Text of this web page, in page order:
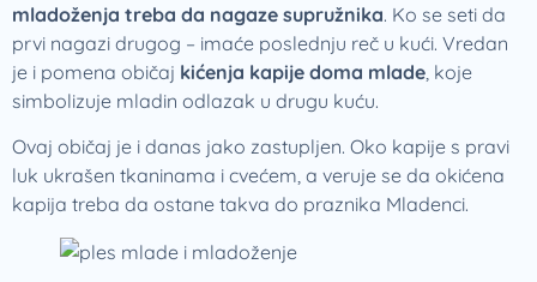
mladoženja treba da nagaze supružnika. Ko se seti da
prvi nagazi drugog – imaće poslednju reč u kući. Vredan
je i pomena običaj kićenja kapije doma mlade , koje
simbolizuje mladin odlazak u drugu kuću.
Ovaj običaj je i danas jako zastupljen. Oko kapije s pravi
luk ukrašen tkaninama i cvećem, a veruje se da okićena
kapija treba da ostane takva do praznika Mladenci.